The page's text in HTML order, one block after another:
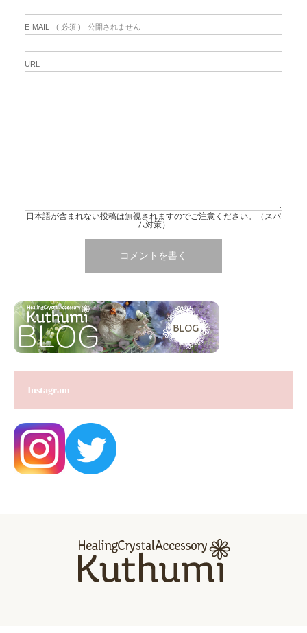
E-MAIL ( 必須 ) - 公開されません -
URL
日本語が含まれない投稿は無視されますのでご注意ください。（スパ
ム対策）
Instagram